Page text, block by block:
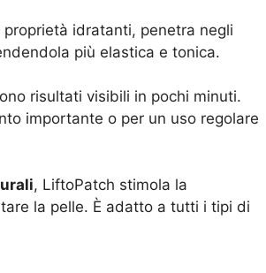
idratanti, penetra negli
più elastica e tonica.
risultati visibili in pochi minuti.
importante o per un uso regolare
, LiftoPatch stimola la
la pelle. È adatto a tutti i tipi di